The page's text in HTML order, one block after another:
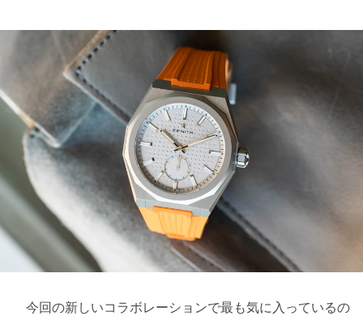
今回の新しいコラボレーションで最も気に入っているの